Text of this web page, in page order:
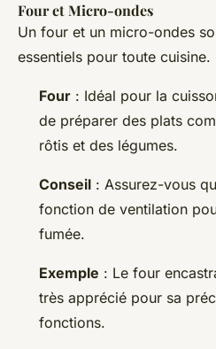
Four et Micro-ondes
Un four et un micro-ondes
essentiels pour toute cuisine.
Four : Idéal pour la
de préparer des plats
rôtis et des légumes.
Conseil : Assurez-vous
fonction de ventilation
fumée.
Exemple : Le four
très apprécié pour sa
fonctions.